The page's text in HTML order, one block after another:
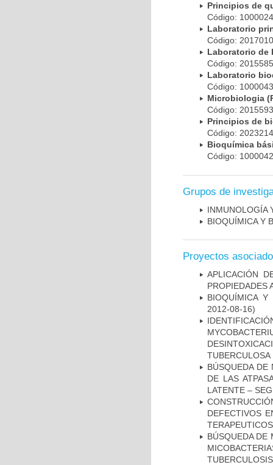
Principios de
Código:
Laboratorio
Código:
Laboratorio de
Código:
Laboratorio
Código:
Microbiologia
Código:
Principios de
Código:
Bioquímica
Código:
Grupos de
INMUNOLOGÍA
BIOQUÍMICA Y
Proyectos
APLICACIÓN
PROPIEDADES
BIOQUÍMICA Y
2012-08-16)
TUBERCULOSA
BÚSQUEDA DE
DE LAS
LATENTE –
DEFECTIVOS
BÚSQUEDA DE